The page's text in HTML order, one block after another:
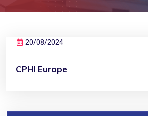
20/08/2024
CPHI Europe